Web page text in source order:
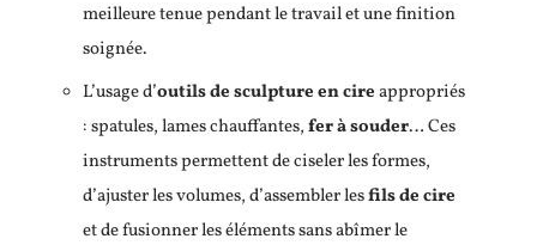
meilleure tenue pendant le travail et une finition
soignée.
L’usage d’outils de sculpture en cireappropriés
: spatules, lames chauffantes,fer à souder… Ces
instruments permettent de ciseler les formes,
d’ajuster les volumes, d’assembler lesfils de cire
et de fusionner les éléments sans abîmer le